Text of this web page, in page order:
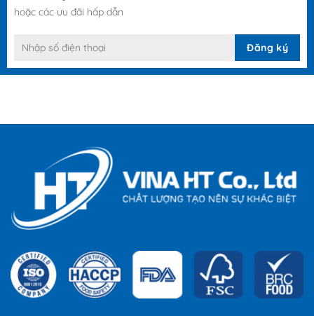
hoặc các ưu đãi hấp dẫn